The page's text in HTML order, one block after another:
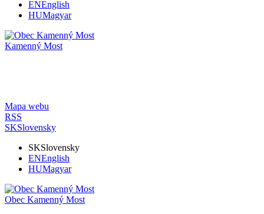
ENEnglish
HUMagyar
Kamenný Most
Mapa webu
RSS
SKSlovensky
SKSlovensky
ENEnglish
HUMagyar
Obec Kamenný Most